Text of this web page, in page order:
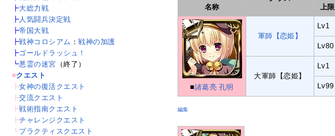
名称
上限
■諸葛亮 孔明
軍師【恋姫】
Lv1
Lv80
大軍師【恋姫】
Lv1
Lv99
編集
┣大総力戦
┣人気闘兵決定戦
┣帝国大戦
┣戦神コロシアム ：戦神の加護
┣ゴールドラッシュ！
┗悪霊の迷宮 （終了）
■クエスト
┣女神の復活クエスト
┣交流クエスト
┣戦術指南クエスト
┣チャレンジクエスト
┗プラクティスクエスト